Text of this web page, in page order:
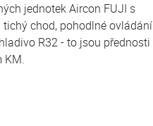
jednotek Aircon FUJI s
chod, pohodlné ovládání
R32 - to jsou přednosti
KM.